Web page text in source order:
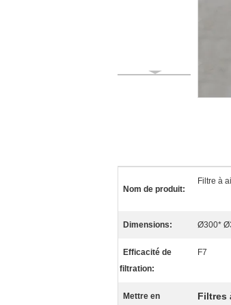
Nom de produit:
Filtre à
Dimensions: Ø300*
Efficacité de
filtration:
F7
Mettre en Filtres